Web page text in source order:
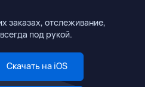
заказах, отслеживание,
под рукой.
Скачать на iOS